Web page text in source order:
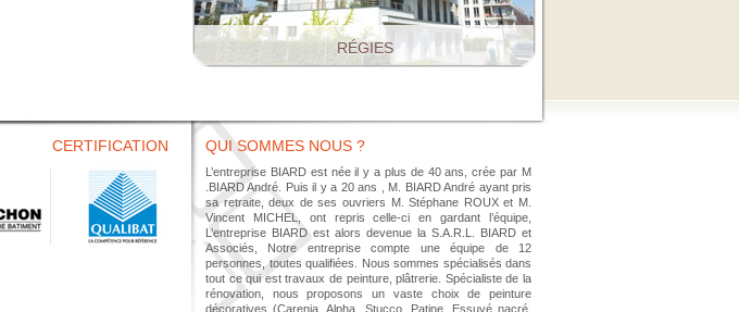
RÉGIES
CERTIFICATION QUI SOMMES NOUS ?
L’entreprise BIARD est née il y a plus de 40 ans, crée par M
.BIARD André. Puis il y a 20 ans , M. BIARD André ayant pris
sa retraite, deux de ses ouvriers M. Stéphane ROUX et M.
Vincent MICHEL, ont repris celle-ci en gardant l’équipe,
L’entreprise BIARD est alors devenue la S.A.R.L. BIARD et
Associés, Notre entreprise compte une équipe de 12
personnes, toutes qualifiées. Nous sommes spécialisés dans
tout ce qui est travaux de peinture, plâtrerie. Spécialiste de la
rénovation, nous proposons un vaste choix de peinture
décoratives (Carenia, Alpha, Stucco, Patine, Essuyé nacré,